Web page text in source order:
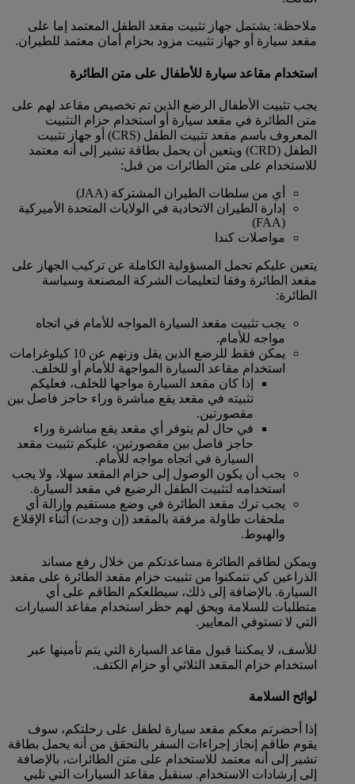
ملاحظة: يشتمل جهاز تثبيت مقعد الطفل المعتمد إما على
مقعد سيارة أو جهاز تثبيت مزود بحزام أمان معتمد للطيران.
استخدام مقاعد سيارة للأطفال على متن الطائرة
يجب تثبيت الأطفال الرضع الذين تم تخصيص مقاعد لهم على
متن الطائرة في مقعد سيارة أو استخدام حزام التثبيت
المعروف باسم مقعد تثبيت الطفل (CRS) أو جهاز تثبيت
الطفل (CRD) ويتعين أن يحمل بطاقة تشير إلى أنه معتمد
للاستخدام على متن الطائرات من قبل:
أي من سلطات الطيران المشتركة (JAA)
إدارة الطيران الاتحادية في الولايات المتحدة الأميركية
(FAA)
مواصلات كندا
يتعين عليكم تحمل المسؤولية الكاملة عن تركيب الجهاز على
مقعد الطائرة وفقا لتعليمات الشركة المصنعة وسياسة
الطائرة:
يجب تثبيت مقعد السيارة المواجه للأمام في اتجاه
مواجه للأمام.
يمكن فقط للرضع الذين يقل وزنهم عن 10 كيلوغرامات
استخدام مقاعد السيارة المواجهة للأمام أو للخلف.
إذا كان مقعد السيارة مواجها للخلف، فعليكم
تثبيته في مقعد يقع مباشرة وراء حاجز فاصل بين
مقصورتين.
في حال لم يتوفر أي مقعد يقع مباشرة وراء
حاجز فاصل بين مقصورتين، عليكم تثبيت مقعد
السيارة في اتجاه مواجه للأمام.
يجب أن يكون الوصول إلى حزام المقعد سهلا، ولا يجب
استخدامه لتثبيت الطفل الرضيع في مقعد السيارة.
يجب ترك مقعد الطائرة في وضع مستقيم وإزالة أي
ملحقات طاولة مرفقة بالمقعد (إن وجدت) أثناء الإقلاع
والهبوط.
ويمكن لطاقم الطائرة مساعدتكم من خلال رفع مساند
الذراعين كي تتمكنوا من تثبيت حزام مقعد الطائرة على مقعد
السيارة. بالإضافة إلى ذلك، سيطلعكم الطاقم على أي
متطلبات للسلامة ويحق لهم حظر استخدام مقاعد السيارات
التي لا تستوفي المعايير.
للأسف، لا يمكننا قبول مقاعد السيارة التي يتم تأمينها عبر
استخدام حزام المقعد الثلاثي أو حزام الكتف.
لوائح السلامة
إذا أحضرتم معكم مقعد سيارة لطفل على رحلتكم، سوف
يقوم طاقم إنجاز إجراءات السفر بالتحقق من أنه يحمل بطاقة
تشير إلى أنه معتمد للاستخدام على متن الطائرات، بالإضافة
إلى إرشادات الاستخدام. سنقبل مقاعد السيارات التي تلبي